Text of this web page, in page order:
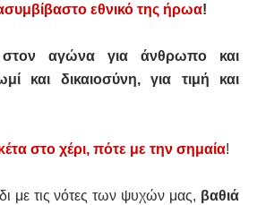
εθνικό της ήρωα!
αγώνα για άνθρωπο και
και δικαιοσύνη, για τιμή και
στο χέρι, πότε με την σημαία!
με τις νότες των ψυχών μας, βαθιά